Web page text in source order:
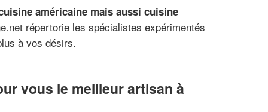
américaine mais aussi cuisine
répertorie les spécialistes expérimentés
à vos désirs.
vous le meilleur artisan à